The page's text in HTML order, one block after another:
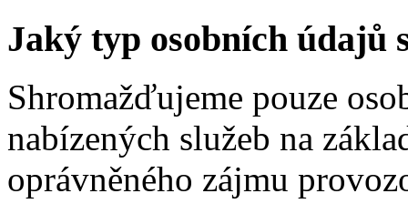
Jaký typ osobních údajů
Shromažďujeme pouze
nabízených služeb na
oprávněného zájmu